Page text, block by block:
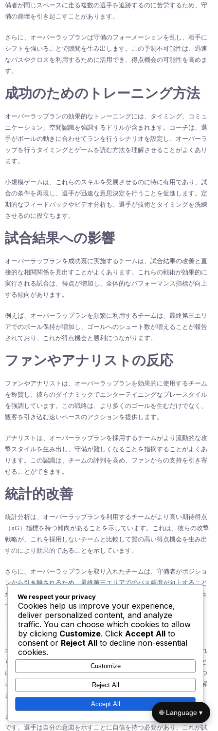
備者が同じスペースに走る複数の選手を追跡するのに苦労するため、守
備の崩壊を引き起こすことがあります。
さらに、オーバーラップランは守備のフォーメーションを乱し、相手に
シフトを強いることで隙間を生み出します。この予測不可能性は、迅速
なパスやクロスを利用するために活用でき、得点機会の可能性を高めま
す。
成功のためのトレーニング方法
オーバーラップランの効果的なトレーニングには、タイミング、コミュ
ニケーション、空間認識を強調するドリルが含まれます。コーチは、選
手がボールの動きに合わせてランを行うシナリオを設定し、オーバーラ
ップを行うタイミングとゲームを読む方法を理解させることがよくあり
ます。
小規模ゲームは、これらのスキルを発展させるのに特に有用であり、試
合の条件を再現し、選手が迅速な意思決定を行うことを促進します。定
期的なフィードバックやビデオ分析も、選手が技術とタイミングを洗練
させるのに役立ちます。
試合結果への影響
オーバーラップランを成功裏に実施するチームは、試合結果の改善と直
接的な相関関係を見出すことがよくあります。これらの戦術が効果的に
実行される試合は、得点が増加し、全体的なパフォーマンス指標が向上
する傾向があります。
例えば、オーバーラップランを頻繁に利用するチームは、最終第三エリ
アでのボール保持が増加し、ゴールへのシュート数が増えることが報告
されており、これが得点機会と勝利につながります。
ファンやアナリストの反応
ファンやアナリストは、オーバーラップランを効果的に使用するチーム
を称賛し、彼らのダイナミックでエンターテイニングなプレースタイル
を強調しています。この戦略は、より多くのゴールを生むだけでなく、
観客を引き込む速いペースのアクションを提供します。
アナリストは、オーバーラップランを採用するチームがより流動的な攻
撃スタイルを生み出し、守備が難しくなることを指摘することがよくあ
ります。この認識は、チームの評判を高め、ファンからの支持を引き寄
せることができます。
統計的改善
統計分析は、オーバーラップランを利用するチームがより高い期待得点
（xG）指標を持つ傾向があることを示しています。これは、彼らの攻撃
戦略が、これを採用しないチームと比較して質の高い得点機会を生み出
すのにより効果的であることを示しています。
さらに、オーバーラップランを取り入れたチームは、守備者がポジショ
ンから引き離されるため、最終第三エリアでのパス精度が向上すること
がよくあります。これにより、クリーンなパスの通り道とより良いシュ
ート機会が生まれます。
コーチング戦略
オーバーラップランを実施しようとするコーチは、選手が本能的にこれ
らのランを行うことを促す明確な戦術的フレームワークを開発すること
に焦点を当てるべきです。これには、選手に特定の役割を設定し、いつ
オーバーラップを行うべきか、どのように互いをサポートするかを理解
させることが含まれます。
さらに、フィールド上でのコミュニケーションの文化を育むことが重要
です。選手は自分の意図を示すことに自信を持つ必要があり、これが試
We respect your privacy
Cookies help us improve your experience,
deliver personalized content, and analyze
traffic. You can choose which cookies to allow
by clicking Customize. Click Accept All to
consent or Reject All to decline non-essential
cookies.
Customize
Reject All
Accept All
🌐 Language ▾